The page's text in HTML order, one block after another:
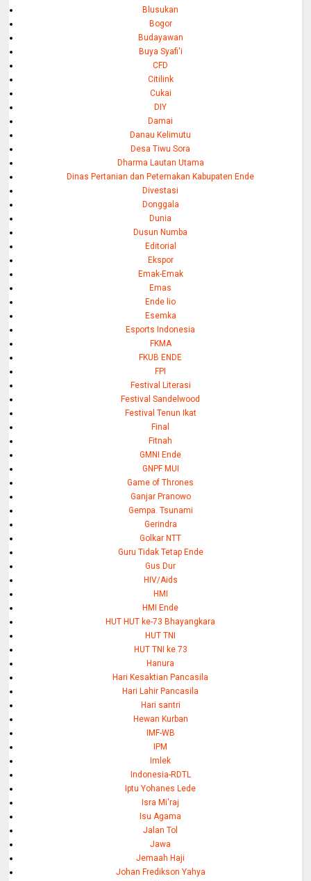
Blusukan
Bogor
Budayawan
Buya Syafi'i
CFD
Citilink
Cukai
DIY
Damai
Danau Kelimutu
Desa Tiwu Sora
Dharma Lautan Utama
Dinas Pertanian dan Peternakan Kabupaten Ende
Divestasi
Donggala
Dunia
Dusun Numba
Editorial
Ekspor
Emak-Emak
Emas
Ende lio
Esemka
Esports Indonesia
FKMA
FKUB ENDE
FPI
Festival Literasi
Festival Sandelwood
Festival Tenun Ikat
Final
Fitnah
GMNI Ende
GNPF MUI
Game of Thrones
Ganjar Pranowo
Gempa. Tsunami
Gerindra
Golkar NTT
Guru Tidak Tetap Ende
Gus Dur
HIV/Aids
HMI
HMI Ende
HUT HUT ke-73 Bhayangkara
HUT TNI
HUT TNI ke 73
Hanura
Hari Kesaktian Pancasila
Hari Lahir Pancasila
Hari santri
Hewan Kurban
IMF-WB
IPM
Imlek
Indonesia-RDTL
Iptu Yohanes Lede
Isra Mi'raj
Isu Agama
Jalan Tol
Jawa
Jemaah Haji
Johan Fredikson Yahya